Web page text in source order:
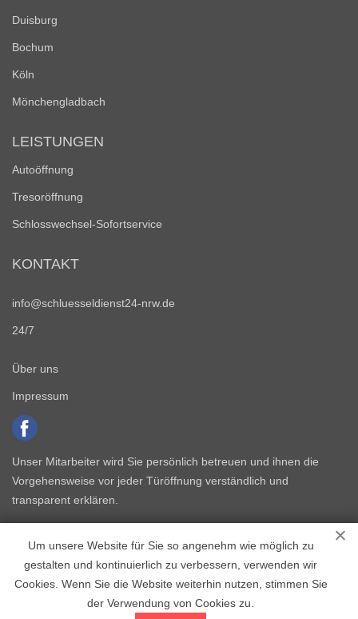
Um unsere Website für Sie so angenehm wie möglich zu
gestalten und kontinuierlich zu verbessern, verwenden wir
Cookies. Wenn Sie die Website weiterhin nutzen, stimmen Sie
der Verwendung von Cookies zu.
Duisburg
Bochum
Köln
Mönchengladbach
LEISTUNGEN
Autoöffnung
Tresoröffnung
Schlosswechsel-Sofortservice
KONTAKT
info@schluesseldienst24-nrw.de
24/7
Über uns
Impressum
Unser Mitarbeiter wird Sie persönlich betreuen und ihnen die
Vorgehensweise vor jeder Türöffnung verständlich und
transparent erklären.
Copyright © 2015 - 2026 Schlüsseldienst NRW